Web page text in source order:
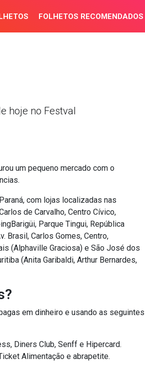
FOLHETOS RECOMENDADOS
hoje no Festval
um pequeno mercado com o
com lojas localizadas nas
de Carvalho, Centro Cívico,
Parque Tingui, República
Brasil, Carlos Gomes, Centro,
(Alphaville Graciosa) e São José dos
(Anita Garibaldi, Arthur Bernardes,
em dinheiro e usando as seguintes
Diners Club, Senff e Hipercard.
Alimentação e abrapetite.